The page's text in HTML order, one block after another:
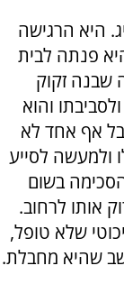
היא הרגישה
פנתה לבית
שבנה זקוק
והוא
אף אחד לא
ולמעשה לסייע
בשום
אותו לרחוב.
שלא טופל,
שהיא מחבלת.